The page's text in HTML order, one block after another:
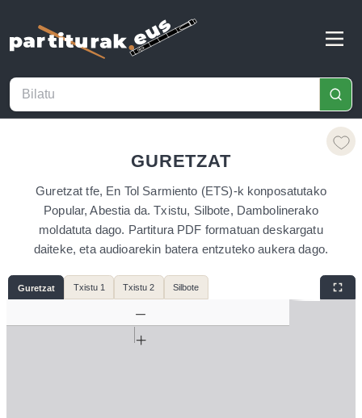
GURETZAT
Guretzat tfe, En Tol Sarmiento (ETS)-k konposatutako
Popular, Abestia da. Txistu, Silbote, Dambolinerako
moldatuta dago. Partitura PDF formatuan deskargatu
daiteke, eta audioarekin batera entzuteko aukera dago.
Guretzat Txistu 1 Txistu 2 Silbote